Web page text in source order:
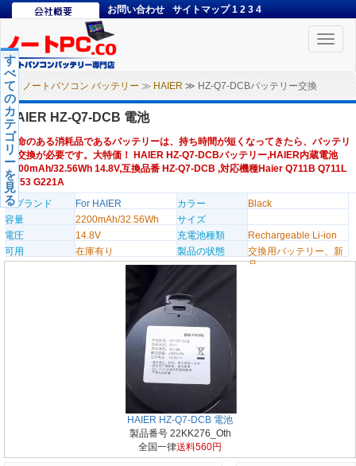
お問い合わせ サイトマップ 1 2 3 4
Toggle
ノートパソコン バッテリー ≫ HAIER ≫ HZ-Q7-DCBバッテリー交換
す
べ
て
の
カ
テ
ゴ
リ
ー
を
見
る
HAIER HZ-Q7-DCB 電池
寿命のある消耗品であるバッテリーは、持ち時間が短くなってきたら、バッテリ
ー交換が必要です。大特価！ HAIER HZ-Q7-DCBバッテリー,HAIER内蔵電池
2200mAh/32.56Wh 14.8V,互換品番 HZ-Q7-DCB ,対応機種Haier Q711B Q711L
Q753 G221A
のブランド
For HAIER カラー
Black
容量
2200mAh/32.56Wh
サイズ
電圧
14.8V 充電池種類
Rechargeable Li-ion
可用
在庫有り 製品の状態
交換用バッテリー、新
品
HAIER HZ-Q7-DCB 電池
製品番号 22KK276_Oth
全国一律送料560円